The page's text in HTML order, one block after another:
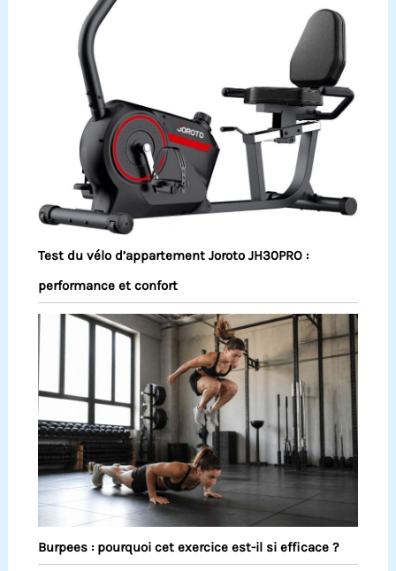
Test du vélo d’appartement Joroto JH30PRO :
performance et confort
Burpees : pourquoi cet exercice est-il si efficace ?